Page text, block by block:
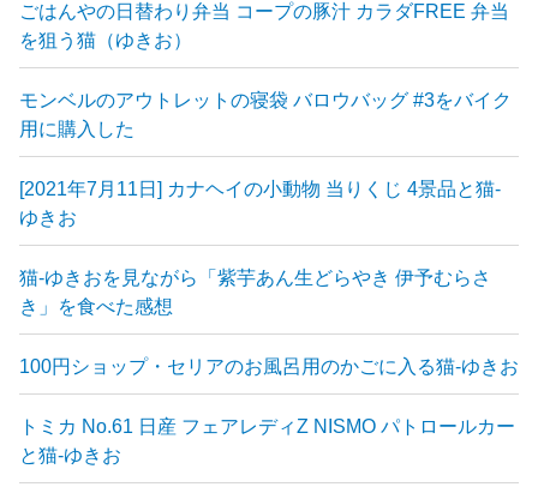
ごはんやの日替わり弁当 コープの豚汁 カラダFREE 弁当
を狙う猫（ゆきお）
モンベルのアウトレットの寝袋 バロウバッグ #3をバイク
用に購入した
[2021年7月11日] カナヘイの小動物 当りくじ 4景品と猫-
ゆきお
猫-ゆきおを見ながら「紫芋あん生どらやき 伊予むらさ
き」を食べた感想
100円ショップ・セリアのお風呂用のかごに入る猫-ゆきお
トミカ No.61 日産 フェアレディZ NISMO パトロールカー
と猫-ゆきお